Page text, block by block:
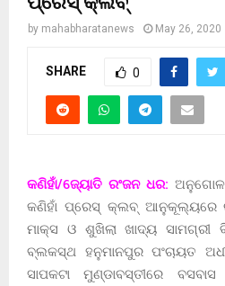
by mahabharatanews May 26, 2020
SHARE 0
କଣିହାଁ/ଜ୍ୟୋତି ରଂଜନ ଧର: ଅନୁଗୋଳ
କଣିହାଁ ପ୍ରେସ୍ କ୍ଲବ୍ ଆନୁକୂଲ୍ୟରେ
ମାକ୍ସ ଓ ଶୁଖିଲା ଖାଦ୍ୟ ସାମଗ୍ରୀ
ବ୍ଲକସ୍ଥ ହନୁମାନପୁର ପଂଚାୟତ
ସାପକଟା ମୁଣ୍ଡାବସ୍ତୀରେ